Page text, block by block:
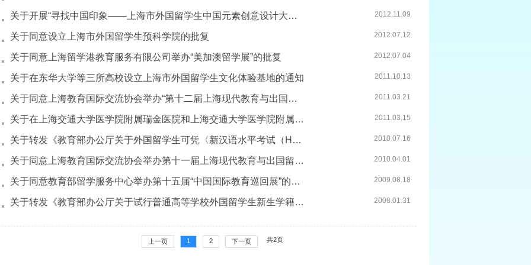
关于开展“寻找中国印象——上海市外国留学生中国元素创意设计大赛”... 2012.11.09
关于同意设立上海市外国留学生预科学院的批复 2012.07.12
关于同意上海留学港教育服务有限公司举办“美加澳留学展”的批复 2012.07.04
关于在东华大学等三所高校设立上海市外国留学生文化体验基地的通知 2011.10.13
关于同意上海教育国际交流协会举办“第十二届上海现代教育与出国留学... 2011.03.21
关于在上海交通大学医学院附属瑞金医院和上海交通大学医学院附属仁济... 2011.03.15
关于转发《教育部办公厅关于外国留学生可凭〈新汉语水平考试（HSK）成... 2010.07.16
关于同意上海教育国际交流协会举办第十一届上海现代教育与出国留学展... 2010.04.01
关于同意教育部留学服务中心举办第十五届“中国国际教育巡回展”的复... 2009.08.18
关于转发《教育部办公厅关于试行普通高等学校外国留学生新生学籍和外... 2008.01.31
上一页 1 2 下一页 共2页